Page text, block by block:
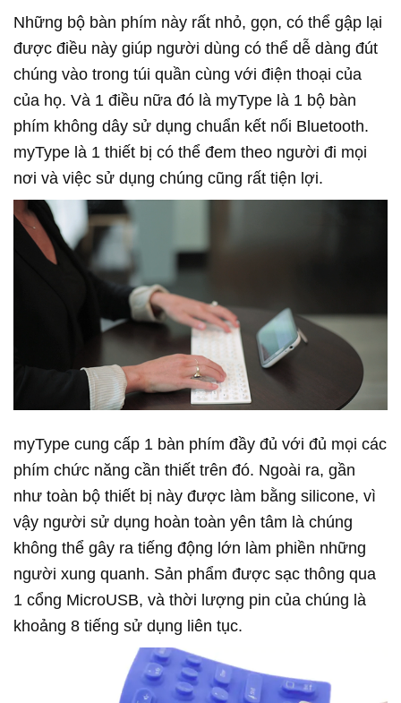
Những bộ bàn phím này rất nhỏ, gọn, có thể gập lại
được điều này giúp người dùng có thể dễ dàng đút
chúng vào trong túi quần cùng với điện thoại của
của họ. Và 1 điều nữa đó là myType là 1 bộ bàn
phím không dây sử dụng chuẩn kết nối Bluetooth.
myType là 1 thiết bị có thể đem theo người đi mọi
nơi và việc sử dụng chúng cũng rất tiện lợi.
myType cung cấp 1 bàn phím đầy đủ với đủ mọi các
phím chức năng cần thiết trên đó. Ngoài ra, gần
như toàn bộ thiết bị này được làm bằng silicone, vì
vậy người sử dụng hoàn toàn yên tâm là chúng
không thể gây ra tiếng động lớn làm phiền những
người xung quanh. Sản phẩm được sạc thông qua
1 cổng MicroUSB, và thời lượng pin của chúng là
khoảng 8 tiếng sử dụng liên tục.